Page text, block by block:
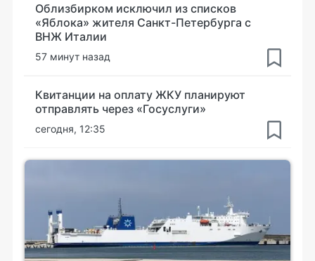
Облизбирком исключил из списков
«Яблока» жителя Санкт-Петербурга с
ВНЖ Италии
57 минут назад
Квитанции на оплату ЖКУ планируют
отправлять через «Госуслуги»
сегодня, 12:35